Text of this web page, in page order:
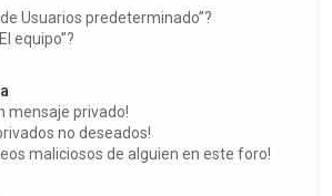
Usuarios predeterminado”?
equipo”?
mensaje privado!
no deseados!
maliciosos de alguien en este foro!